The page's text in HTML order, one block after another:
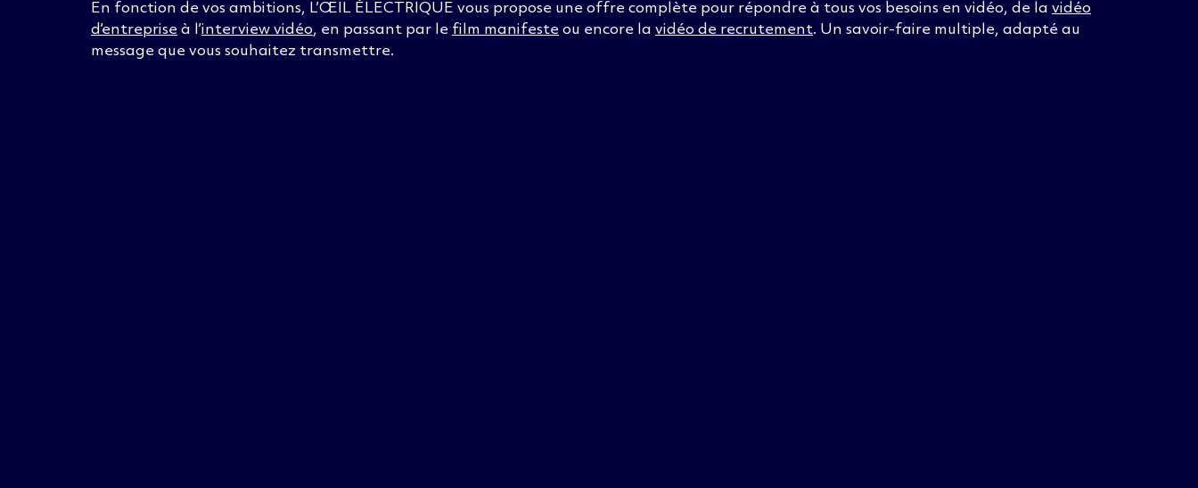
En fonction de vos ambitions, L’ŒIL ÉLECTRIQUE vous propose une offre complète pour répondre à tous vos besoins en vidéo, de la vidéo
d’entreprise à l’interview vidéo, en passant par le film manifeste ou encore la vidéo de recrutement. Un savoir-faire multiple, adapté au
message que vous souhaitez transmettre.